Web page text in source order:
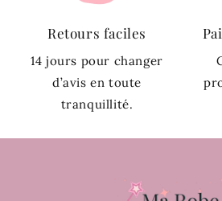
Retours faciles
14 jours pour changer
d’avis en toute
tranquillité.